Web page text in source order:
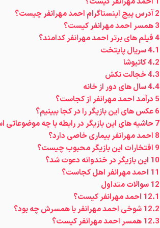
2آدرس پیج اینستاگرام احمد مهرانفر چیست؟
3همسر احمد مهرانفر کیست؟
4فیلم های برتر احمد مهرانفر کدامند؟
4.1سریال پایتخت
4.2کاتیوشا
4.3خجالت نکش
4.4سال های دور از خانه
5 درآمد احمد مهرانفر از کجاست؟
6عکس های این بازیگر را در کجا ببینیم؟
7 حاشیه های این بازیگر در رابطه با چه
8 احمد مهرانفر بیماری خاصی دارد؟
9 افتخارات این بازیگر محبوب چیست؟
10 این بازیگر در خندوانه دعوت شد؟
11 احمد مهرانفر اهل کجاست؟
12سوالات متداول
12.1 احمد مهرانفر کیست؟
12.2شوخی احمد مهرانفر با همسرش چه بود؟
12.3همسر احمد مهرانفر کیست؟